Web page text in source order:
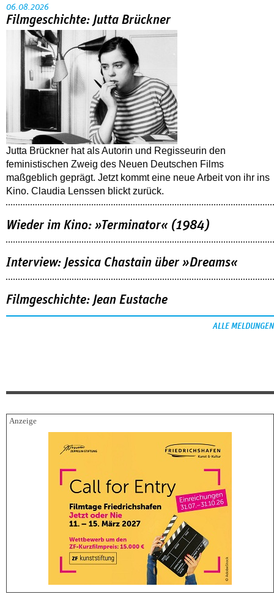
06.08.2026
Filmgeschichte: Jutta Brückner
Jutta Brückner hat als Autorin und Regisseurin den
feministischen Zweig des Neuen Deutschen Films
maßgeblich geprägt. Jetzt kommt eine neue Arbeit von ihr ins
Kino. Claudia Lenssen blickt zurück.
Wieder im Kino: »Terminator« (1984)
Interview: Jessica Chastain über »Dreams«
Filmgeschichte: Jean Eustache
ALLE MELDUNGEN